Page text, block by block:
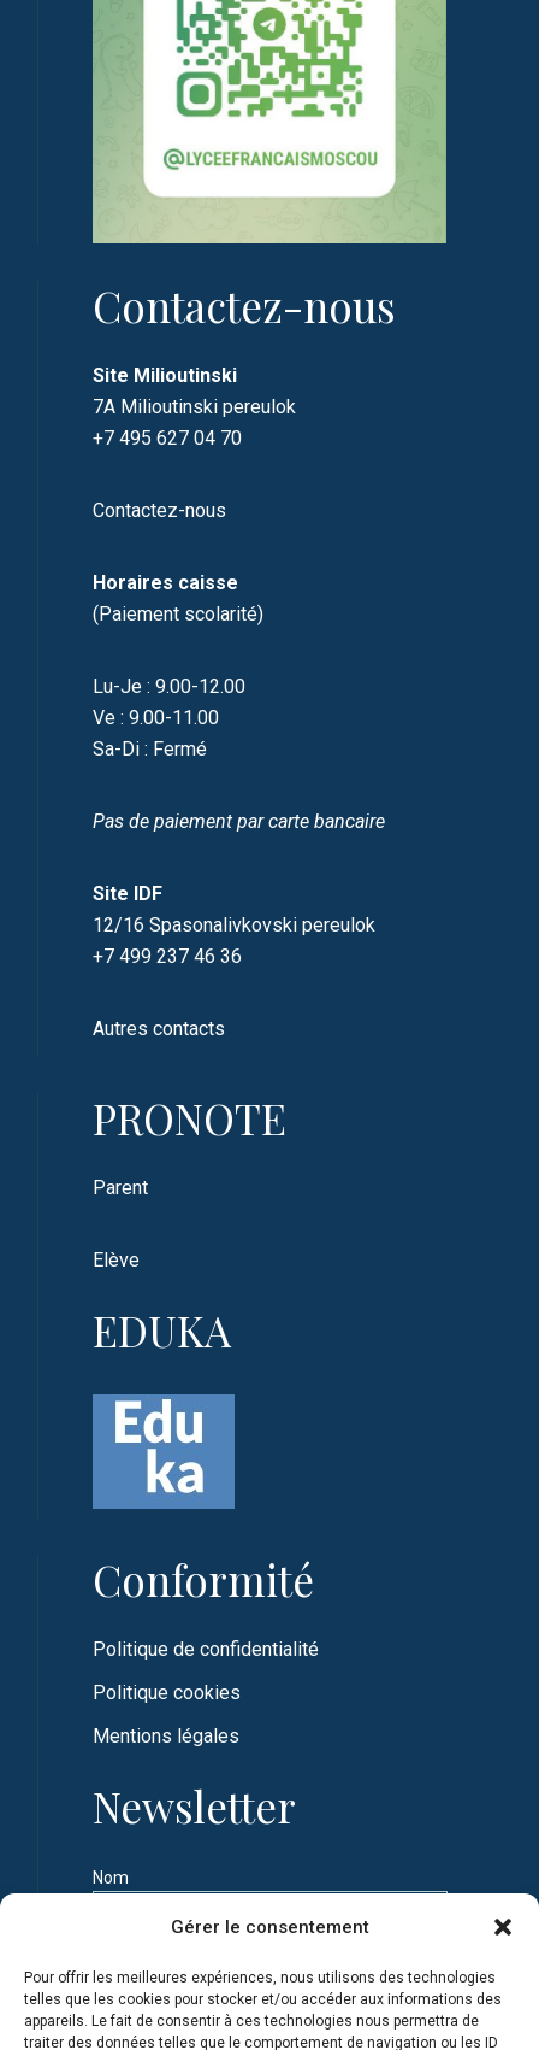
Gérer le consentement
Pour offrir les meilleures expériences, nous utilisons des technologies
telles que les cookies pour stocker et/ou accéder aux informations des
appareils. Le fait de consentir à ces technologies nous permettra de
traiter des données telles que le comportement de navigation ou les ID
Contactez-nous
Site Milioutinski
7A Milioutinski pereulok
+7 495 627 04 70
Contactez-nous
Horaires caisse
(Paiement scolarité)
Lu-Je : 9.00-12.00
Ve : 9.00-11.00
Sa-Di : Fermé
Pas de paiement par carte bancaire
Site IDF
12/16 Spasonalivkovski pereulok
+7 499 237 46 36
Autres contacts
PRONOTE
Parent
Elève
EDUKA
Conformité
Politique de confidentialité
Politique cookies
Mentions légales
Newsletter
Nom
Adresse e-mail